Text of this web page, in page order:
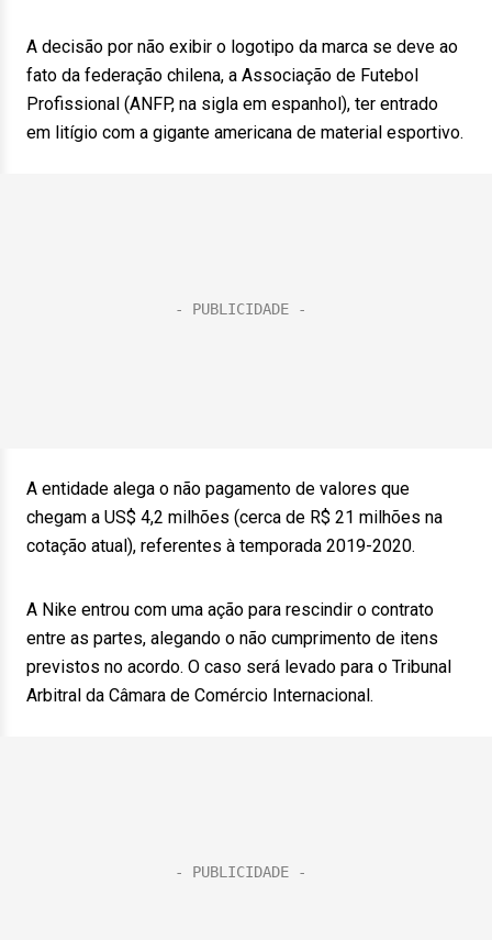
A decisão por não exibir o logotipo da marca se deve ao
fato da federação chilena, a Associação de Futebol
Profissional (ANFP, na sigla em espanhol), ter entrado
em litígio com a gigante americana de material esportivo.
A entidade alega o não pagamento de valores que
chegam a US$ 4,2 milhões (cerca de R$ 21 milhões na
cotação atual), referentes à temporada 2019-2020.
A Nike entrou com uma ação para rescindir o contrato
entre as partes, alegando o não cumprimento de itens
previstos no acordo. O caso será levado para o Tribunal
Arbitral da Câmara de Comércio Internacional.